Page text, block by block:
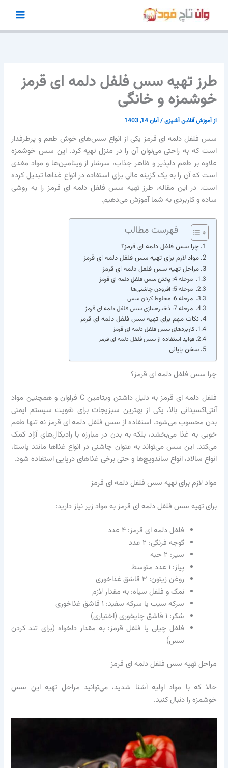
محتوا
طرز تهیه سس فلفل دلمه ای قرمز
خوشمزه و خانگی
ازآموزش آنلاین آشپزی/آبان 14, 1403
سس فلفل دلمه ای قرمز یکی از انواع سس‌های خوش طعم و پرطرفدار
است که به راحتی می‌توان آن را در منزل تهیه کرد. این سس خوشمزه
علاوه بر طعم دلپذیر و ظاهر جذاب، سرشار از ویتامین‌ها و مواد مغذی
است که آن را به یک گزینه عالی برای استفاده در انواع غذاها تبدیل کرده
است. در این مقاله، طرز تهیه سس فلفل دلمه ای قرمز را به روشی
ساده و کاربردی به شما آموزش می‌دهیم.
فهرست مطالب
چرا سس فلفل دلمه ای قرمز؟
مواد لازم برای تهیه سس فلفل دلمه ای قرمز
مراحل تهیه سس فلفل دلمه ای قرمز
مرحله 4: پختن سس فلفل دلمه ای قرمز
مرحله 5: افزودن چاشنی‌ها
مرحله 6: مخلوط کردن سس
مرحله 7: ذخیره‌سازی سس فلفل دلمه ای قرمز
نکات مهم برای تهیه سس فلفل دلمه ای قرمز
کاربردهای سس فلفل دلمه ای قرمز
فواید استفاده از سس فلفل دلمه ای قرمز
سخن پایانی
چرا سس فلفل دلمه ای قرمز؟
فلفل دلمه ای قرمز به دلیل داشتن ویتامین C فراوان و همچنین مواد
آنتی‌اکسیدانی بالا، یکی از بهترین سبزیجات برای تقویت سیستم ایمنی
بدن محسوب می‌شود. استفاده از سس فلفل دلمه ای قرمز نه تنها طعم
خوبی به غذا می‌بخشد، بلکه به بدن در مبارزه با رادیکال‌های آزاد کمک
می‌کند. این سس می‌تواند به عنوان چاشنی در انواع غذاها مانند پاستا،
انواع سالاد، انواع ساندویچ‌ها و حتی برخی غذاهای دریایی استفاده شود.
مواد لازم برای تهیه سس فلفل دلمه ای قرمز
برای تهیه سس فلفل دلمه ای قرمز به مواد زیر نیاز دارید:
فلفل دلمه ای قرمز: ۴ عدد
گوجه فرنگی: ۲ عدد
سیر: ۲ حبه
پیاز: ۱ عدد متوسط
روغن زیتون: ۳ قاشق غذاخوری
نمک و فلفل سیاه: به مقدار لازم
سرکه سیب یا سرکه سفید: ۱ قاشق غذاخوری
شکر: ۱ قاشق چایخوری (اختیاری)
فلفل چیلی یا فلفل قرمز: به مقدار دلخواه (برای تند کردن
سس)
مراحل تهیه سس فلفل دلمه ای قرمز
حالا که با مواد اولیه آشنا شدید، می‌توانید مراحل تهیه این سس
خوشمزه را دنبال کنید.